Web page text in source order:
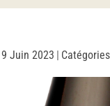
Juin 2023 |